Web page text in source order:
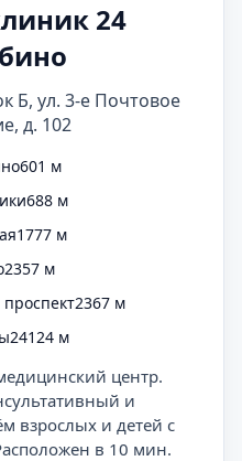
24
Б, ул. 3-е Почтовое
д. 102
601 м
688 м
1777 м
2357 м
2367 м
24124 м
центр.
и
взрослых и детей с
в 10 мин.